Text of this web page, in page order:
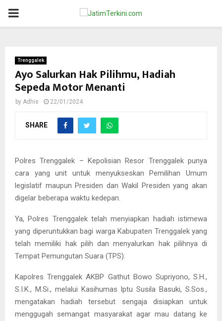
PRIMARY
Trenggalek
Ayo Salurkan Hak Pilihmu, Hadiah
Sepeda Motor Menanti
by Adhis 22/01/2024
SHARE
Polres Trenggalek – Kepolisian Resor Trenggalek punya
cara yang unit untuk menyukseskan Pemilihan Umum
legislatif maupun Presiden dan Wakil Presiden yang akan
digelar beberapa waktu kedepan.
Ya, Polres Trenggalek telah menyiapkan hadiah istimewa
yang diperuntukkan bagi warga Kabupaten Trenggalek yang
telah memiliki hak pilih dan menyalurkan hak pilihnya di
Tempat Pemungutan Suara (TPS).
Kapolres Trenggalek AKBP Gathut Bowo Supriyono, S.H.,
S.I.K., M.Si., melalui Kasihumas Iptu Susila Basuki, S.Sos.,
mengatakan hadiah tersebut sengaja disiapkan untuk
menggugah semangat masyarakat agar mau datang ke